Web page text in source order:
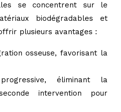
se concentrent sur le
biodégradables et
plusieurs avantages :
osseuse, favorisant la
éliminant la
intervention pour